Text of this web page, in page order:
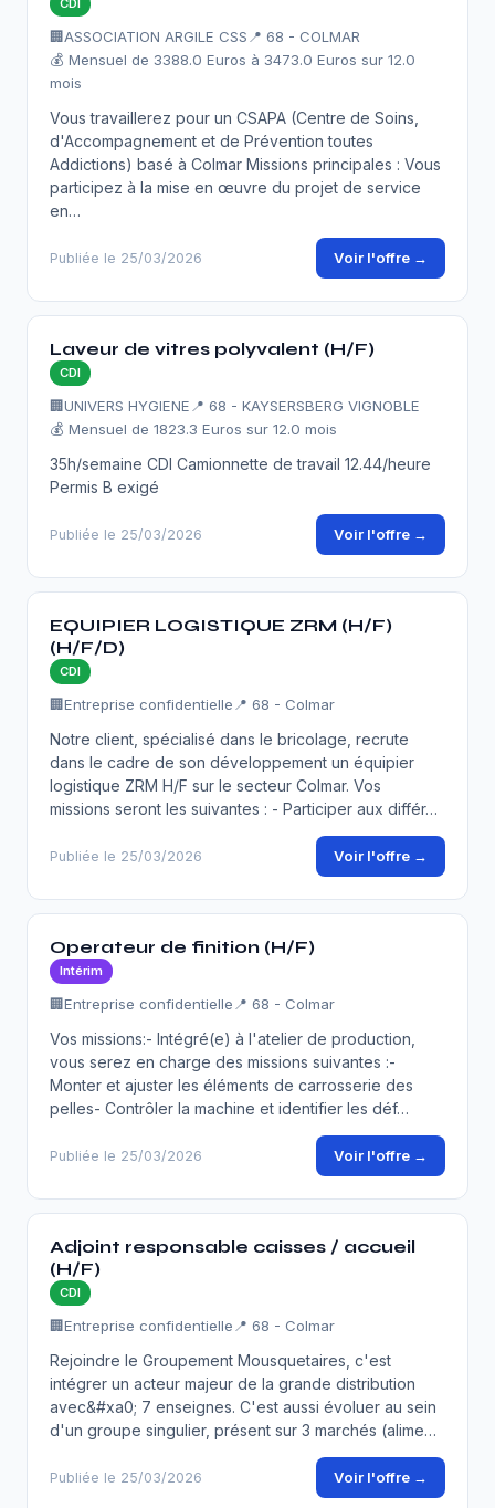
CDI
🏢ASSOCIATION ARGILE CSS 📍 68 - COLMAR
💰 Mensuel de 3388.0 Euros à 3473.0 Euros sur 12.0
mois
Vous travaillerez pour un CSAPA (Centre de Soins,
d'Accompagnement et de Prévention toutes
Addictions) basé à Colmar Missions principales : Vous
participez à la mise en œuvre du projet de service
en…
Publiée le 25/03/2026 Voir l'offre →
Laveur de vitres polyvalent (H/F)
CDI
🏢UNIVERS HYGIENE 📍 68 - KAYSERSBERG VIGNOBLE
💰 Mensuel de 1823.3 Euros sur 12.0 mois
35h/semaine CDI Camionnette de travail 12.44/heure
Permis B exigé
Publiée le 25/03/2026 Voir l'offre →
EQUIPIER LOGISTIQUE ZRM (H/F)
(H/F/D)
CDI
🏢Entreprise confidentielle 📍 68 - Colmar
Notre client, spécialisé dans le bricolage, recrute
dans le cadre de son développement un équipier
logistique ZRM H/F sur le secteur Colmar. Vos
missions seront les suivantes : - Participer aux différ…
Publiée le 25/03/2026 Voir l'offre →
Operateur de finition (H/F)
Intérim
🏢Entreprise confidentielle 📍 68 - Colmar
Vos missions:- Intégré(e) à l'atelier de production,
vous serez en charge des missions suivantes :-
Monter et ajuster les éléments de carrosserie des
pelles- Contrôler la machine et identifier les déf…
Publiée le 25/03/2026 Voir l'offre →
Adjoint responsable caisses / accueil
(H/F)
CDI
🏢Entreprise confidentielle 📍 68 - Colmar
Rejoindre le Groupement Mousquetaires, c'est
intégrer un acteur majeur de la grande distribution
avec&#xa0; 7 enseignes. C'est aussi évoluer au sein
d'un groupe singulier, présent sur 3 marchés (alime…
Publiée le 25/03/2026 Voir l'offre →